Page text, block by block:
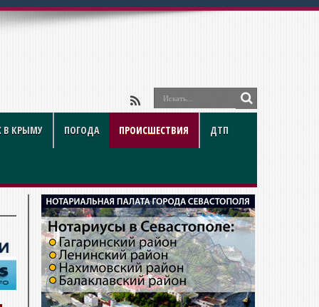
В КРЫМУ ПОГОДА ПРОИСШЕСТВИЯ ДТП